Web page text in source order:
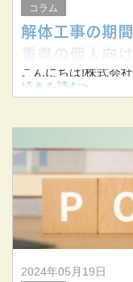
コラム
解体工事の期
重県の個人向
こんにちは!株式会社
当社は三重県桑名
ル管理についてお伝
続きを読む>
2024年05月19日